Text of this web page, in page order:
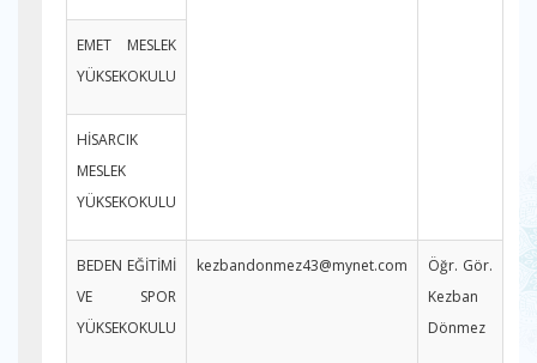
EMET MESLEK
YÜKSEKOKULU
HİSARCIK
MESLEK
YÜKSEKOKULU
BEDEN EĞİTİMİ
VE SPOR
YÜKSEKOKULU
kezbandonmez43@mynet.com
Öğr. Gör.
Kezban
Dönmez